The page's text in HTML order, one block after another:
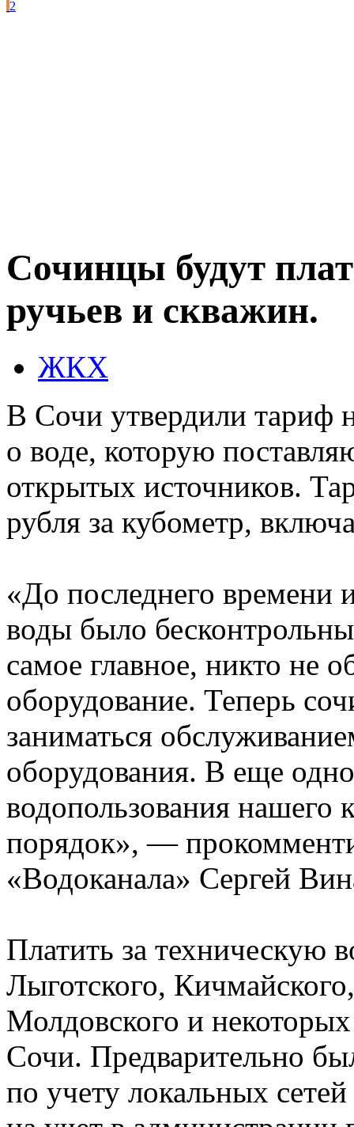
2
Сочинцы будут
ручьев и скважин.
ЖКХ
В Сочи утвердили тариф
о воде, которую
открытых источников.
рубля за кубометр,
«До последнего времени
воды было
самое главное, никто не
оборудование. Теперь
заниматься
оборудования. В еще
водопользования нашего
порядок», —
«Водоканала» Сергей
Платить за техническую
Лыготского,
Молдовского и
Сочи. Предварительно
по учету локальных